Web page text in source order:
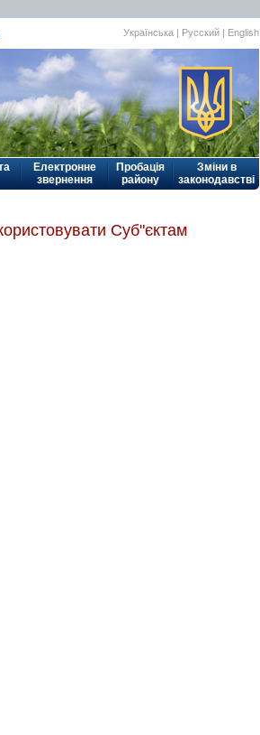
Українська | Русский | English
Електронне
звернення
Пробація
району
Зміни в
законодавстві
Суб"єктам